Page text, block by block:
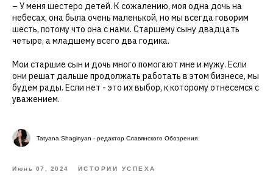
– У меня шестеро детей. К сожалению, моя одна дочь на
небесах, она была очень маленькой, но мы всегда говорим
шесть, потому что она с нами. Старшему сыну двадцать
четыре, а младшему всего два годика.
Мои старшие сын и дочь много помогают мне и мужу. Если
они решат дальше продолжать работать в этом бизнесе, мы
будем рады. Если нет - это их выбор, к которому отнесемся с
уважением.
Tatyana Shaginyan - редактор Славянского Обозрения
Июнь 07, 2024 ИСТОРИИ УСПЕХА